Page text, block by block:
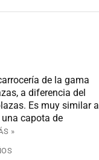
de la gama
a diferencia del
Es muy similar al
capota de
»